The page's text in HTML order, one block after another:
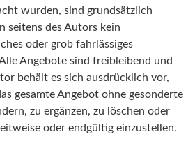
wurden, sind grundsätzlich
seitens des Autors kein
oder grob fahrlässiges
Angebote sind freibleibend und
behält es sich ausdrücklich vor,
gesamte Angebot ohne gesonderte
zu ergänzen, zu löschen oder
oder endgültig einzustellen.